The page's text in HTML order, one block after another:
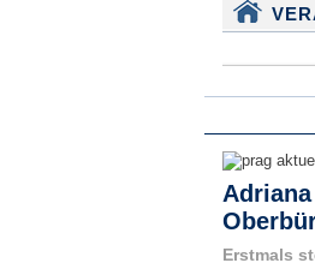
Erstmals